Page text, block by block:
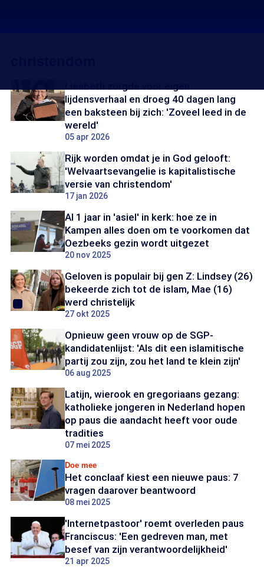
lijdensverhaal en droeg 40 dagen lang
een baksteen bij zich: 'Zoveel leed in de
wereld'
05 apr 2026
Rijk worden omdat je in God gelooft:
'Welvaartsevangelie is kapitalistische
versie van christendom'
17 jan 2026
Al 1 jaar in 'asiel' in kerk: hoe ze in
Kampen alles doen om te voorkomen dat
Oezbeeks gezin wordt uitgezet
20 nov 2025
Geloven is populair bij gen Z: Lindsey (26)
bekeerde zich tot de islam, Mae (16)
werd christelijk
27 okt 2025
Opnieuw geen vrouw op de SGP-
kandidatenlijst: 'Als dit een islamitische
partij zou zijn, zou het land te klein zijn'
06 aug 2025
Latijn, wierook en gregoriaans gezang:
katholieke jongeren in Nederland hopen
op paus die aandacht heeft voor oude
tradities
07 mei 2025
Doe mee
Het conclaaf kiest een nieuwe paus: 7
vragen daarover beantwoord
08 mei 2025
'Internetpastoor' roemt overleden paus
Franciscus: 'Een gedreven man, met
besef van zijn verantwoordelijkheid'
21 apr 2025